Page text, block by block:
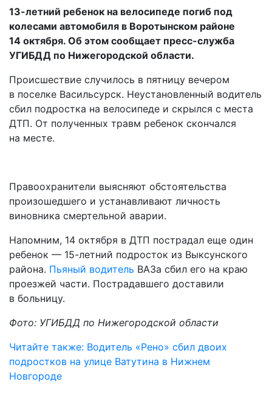
13-летний ребенок на велосипеде погиб под
колесами автомобиля в Воротынском районе
14 октября. Об этом сообщает пресс-служба
УГИБДД по Нижегородской области.
Происшествие случилось в пятницу вечером
в поселке Васильсурск. Неустановленный водитель
сбил подростка на велосипеде и скрылся с места
ДТП. От полученных травм ребенок скончался
на месте.
Правоохранители выясняют обстоятельства
произошедшего и устанавливают личность
виновника смертельной аварии.
Напомним, 14 октября в ДТП пострадал еще один
ребенок — 15-летний подросток из Выксунского
района. Пьяный водитель ВАЗа сбил его на краю
проезжей части. Пострадавшего доставили
в больницу.
Фото: УГИБДД по Нижегородской области
Читайте также: Водитель «Рено» сбил двоих
подростков на улице Ватутина в Нижнем
Новгороде